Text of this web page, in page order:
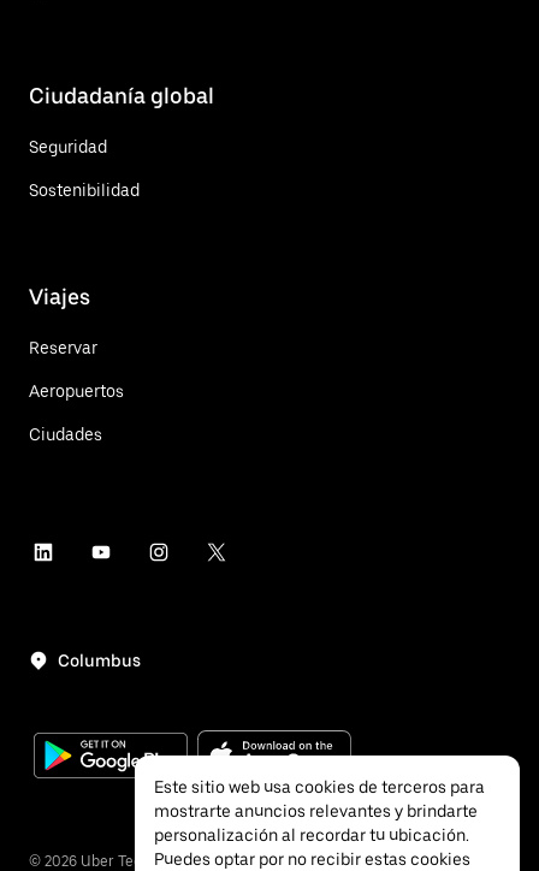
Ciudadanía global
Seguridad
Sostenibilidad
Viajes
Reservar
Aeropuertos
Ciudades
Columbus
© 2026 Uber Technologies, Inc.
Este sitio web usa cookies de terceros para
mostrarte anuncios relevantes y brindarte
personalización al recordar tu ubicación.
Puedes optar por no recibir estas cookies